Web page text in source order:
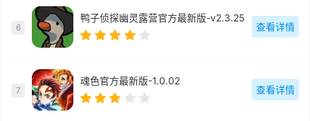
6
鸭子侦探幽灵露营官方最新版-v2.3.25
查看详情
7
魂色官方最新版-1.0.02
查看详情